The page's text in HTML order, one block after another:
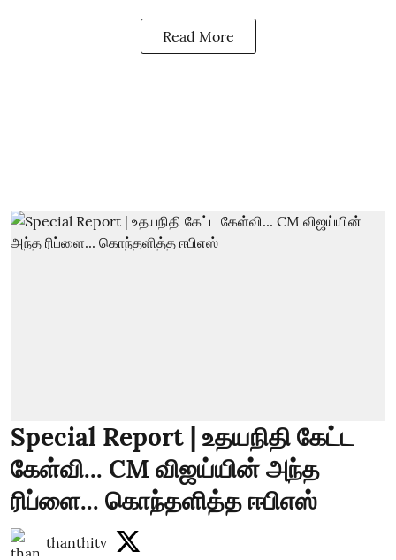
Read More
Special Report | உதயநிதி கேட்ட
கேள்வி... CM விஜய்யின் அந்த
ரிப்ளை... கொந்தளித்த ஈபிஎஸ்
thanthitv